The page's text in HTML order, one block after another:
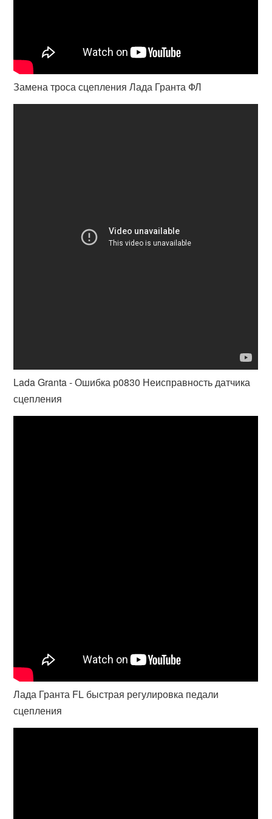
Замена троса сцепления Лада Гранта ФЛ
Lada Granta - Ошибка р0830 Неисправность датчика
сцепления
Лада Гранта FL быстрая регулировка педали
сцепления